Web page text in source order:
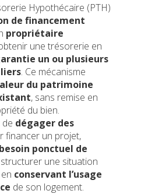
Hypothécaire (PTH)
de financement
propriétaire
une trésorerie en
un ou plusieurs
. Ce mécanisme
du patrimoine
, sans remise en
du bien.
dégager des
financer un projet,
besoin ponctuel de
une situation
conservant l’usage
de son logement.